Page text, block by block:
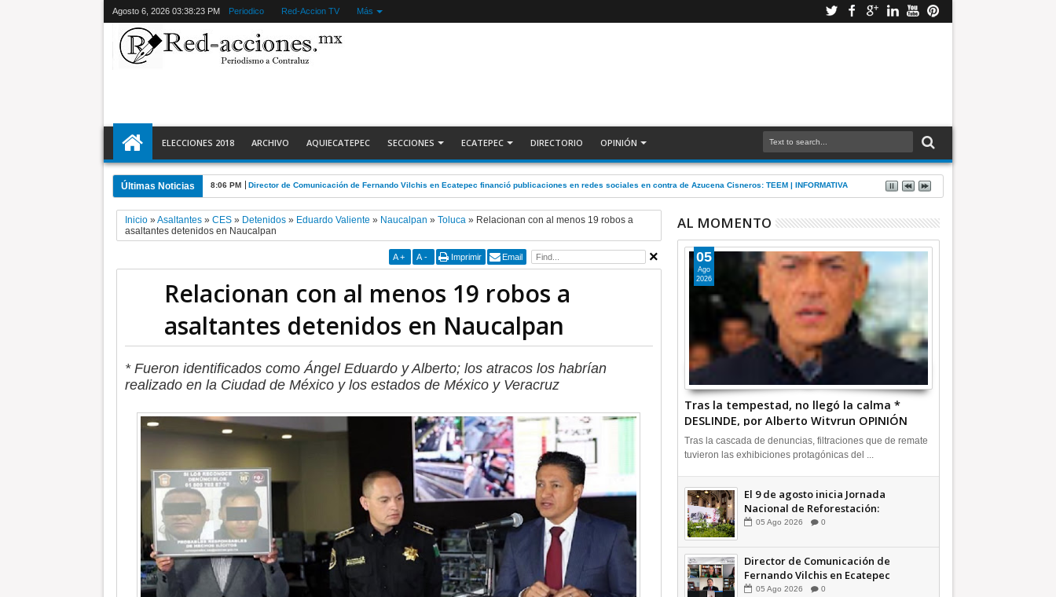
Agosto 6, 2026 03:38:24 PM Periodico Red-Accion TV Más
ELECCIONES 2018 ARCHIVO AQUIECATEPEC SECCIONES ECATEPEC DIRECTORIO OPINIÓN
Últimas Noticias 8:06 PM Director de Comunicación de Fernando Vilchis en Ecatepec financió publicaciones en redes sociales en contra de Azucena Cisneros: TEEM | INFORMATIVA
Inicio»Asaltantes» CES» Detenidos» Eduardo Valiente » Naucalpan » Toluca» Relacionan con al menos 19 robos a
asaltantes detenidos en Naucalpan
A + A - Imprimir Email
Relacionan con al menos 19 robos a
asaltantes detenidos en Naucalpan
* Fueron identificados como Ángel Eduardo y Alberto; los atracos los habrían
realizado en la Ciudad de México y los estados de México y Veracruz
AL MOMENTO
Tras la tempestad, no llegó la calma *
DESLINDE, por Alberto Witvrun OPINIÓN
05
Ago
2026
Tras la cascada de denuncias, filtraciones que de remate
tuvieron las exhibiciones protagónicas del ...
El 9 de agosto inicia Jornada
Nacional de Reforestación:
presidenta Sheinbaum +Video
05 Ago 2026 0
Director de Comunicación de
Fernando Vilchis en Ecatepec
financió publicaciones en redes
05 Ago 2026 0